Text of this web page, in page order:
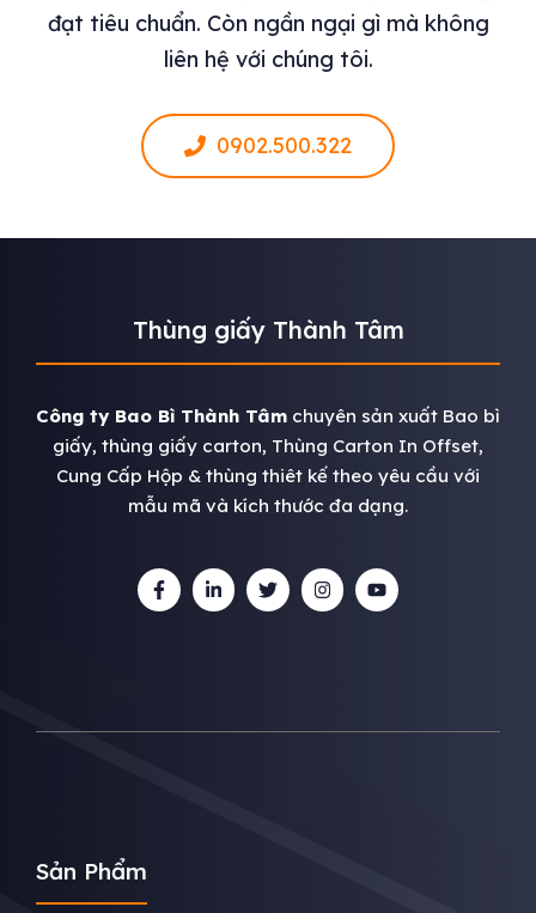
đạt tiêu chuẩn. Còn ngần ngại gì mà không
liên hệ với chúng tôi.
0902.500.322
Thùng giấy Thành Tâm
Công ty Bao Bì Thành Tâm chuyên sản xuất Bao bì
giấy, thùng giấy carton, Thùng Carton In Offset,
Cung Cấp Hộp & thùng thiêt kế theo yêu cầu với
mẫu mã và kích thước đa dạng.
Sản Phẩm